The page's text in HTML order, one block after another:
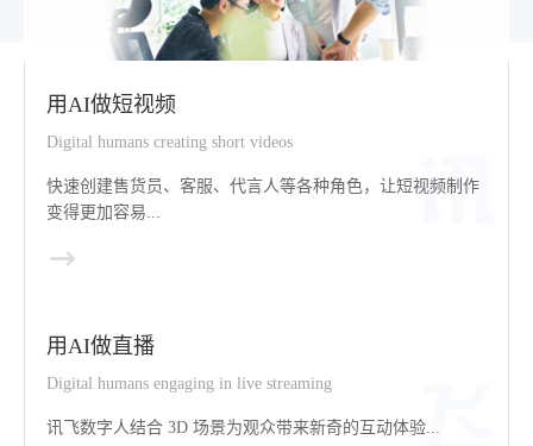
用AI做短视频
Digital humans creating short videos
快速创建售货员、客服、代言人等各种角色，让短视频制作
变得更加容易...
用AI做直播
Digital humans engaging in live streaming
讯飞数字人结合 3D 场景为观众带来新奇的互动体验...